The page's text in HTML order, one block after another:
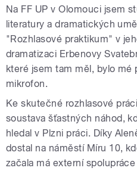
Na FF UP v Olomouci jsem
literatury a dramatických
"Rozhlasové praktikum" v
dramatizaci Erbenovy
které jsem tam měl, bylo mé
mikrofon.
Ke skutečné rozhlasové
soustava šťastných náhod,
hledal v Plzni práci. Díky
dostal na náměstí Míru 10,
začala má externí